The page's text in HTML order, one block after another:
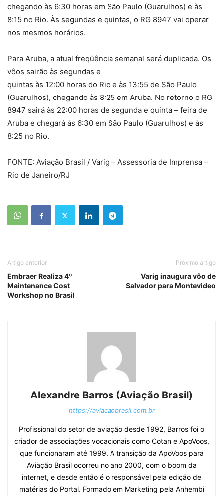
chegando às 6:30 horas em São Paulo (Guarulhos) e às
8:15 no Rio. Às segundas e quintas, o RG 8947 vai operar
nos mesmos horários.
Para Aruba, a atual freqüência semanal será duplicada. Os
vôos sairão às segundas e
quintas às 12:00 horas do Rio e às 13:55 de São Paulo
(Guarulhos), chegando às 8:25 em Aruba. No retorno o RG
8947 sairá às 22:00 horas de segunda e quinta – feira de
Aruba e chegará às 6:30 em São Paulo (Guarulhos) e às
8:25 no Rio.
FONTE: Aviação Brasil / Varig – Assessoria de Imprensa –
Rio de Janeiro/RJ
Artigo anterior
Embraer Realiza 4º
Maintenance Cost
Workshop no Brasil
Próximo artigo
Varig inaugura vôo de
Salvador para Montevideo
Alexandre Barros (Aviação Brasil)
https://aviacaobrasil.com.br
Profissional do setor de aviação desde 1992, Barros foi o
criador de associações vocacionais como Cotan e ApoVoos,
que funcionaram até 1999. A transição da ApoVoos para
Aviação Brasil ocorreu no ano 2000, com o boom da
internet, e desde então é o responsável pela edição de
matérias do Portal. Formado em Marketing pela Anhembi